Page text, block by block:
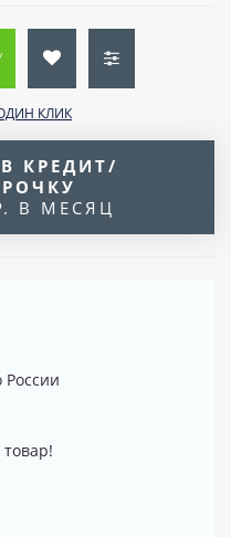
КЛИК
КРЕДИТ/
В МЕСЯЦ
России